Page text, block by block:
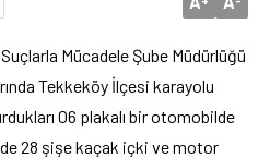
Mücadele Şube Müdürlüğü
Tekkeköy İlçesi karayolu
06 plakalı bir otomobilde
28 şişe kaçak içki ve motor